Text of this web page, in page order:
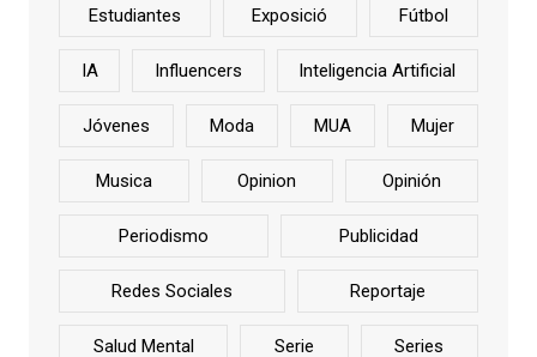
Estudiantes Exposició Fútbol
IA Influencers Inteligencia Artificial
Jóvenes Moda MUA Mujer
Musica Opinion Opinión
Periodismo Publicidad
Redes Sociales Reportaje
Salud Mental Serie Series